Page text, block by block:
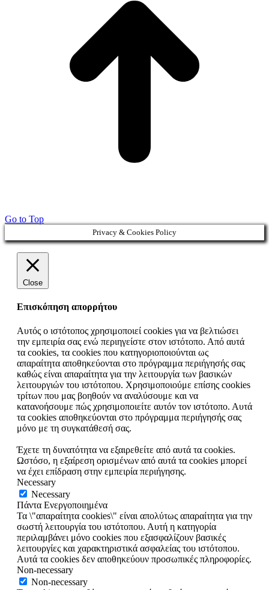
Go to Top
Privacy & Cookies Policy
Close
Επισκόπηση απορρήτου
Αυτός ο ιστότοπος χρησιμοποιεί cookies για να βελτιώσει
την εμπειρία σας ενώ περιηγείστε στον ιστότοπο. Από αυτά
τα cookies, τα cookies που κατηγοριοποιούνται ως
απαραίτητα αποθηκεύονται στο πρόγραμμα περιήγησής σας
καθώς είναι απαραίτητα για την λειτουργία των βασικών
λειτουργιών του ιστότοπου. Χρησιμοποιούμε επίσης cookies
τρίτων που μας βοηθούν να αναλύσουμε και να
κατανοήσουμε πώς χρησιμοποιείτε αυτόν τον ιστότοπο. Αυτά
τα cookies αποθηκεύονται στο πρόγραμμα περιήγησής σας
μόνο με τη συγκατάθεσή σας.
Έχετε τη δυνατότητα να εξαιρεθείτε από αυτά τα cookies.
Ωστόσο, η εξαίρεση ορισμένων από αυτά τα cookies μπορεί
να έχει επίδραση στην εμπειρία περιήγησης.
Necessary
Necessary
Πάντα Ενεργοποιημένα
Τα \"απαραίτητα cookies\" είναι απολύτως απαραίτητα για την
σωστή λειτουργία του ιστότοπου. Αυτή η κατηγορία
περιλαμβάνει μόνο cookies που εξασφαλίζουν βασικές
λειτουργίες και χαρακτηριστικά ασφαλείας του ιστότοπου.
Αυτά τα cookies δεν αποθηκεύουν προσωπικές πληροφορίες.
Non-necessary
Non-necessary